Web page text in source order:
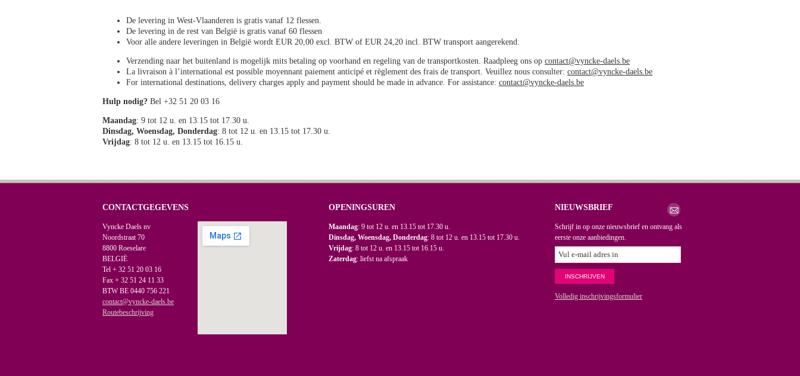
De levering in West-Vlaanderen is gratis vanaf 12 flessen.
De levering in de rest van België is gratis vanaf 60 flessen
Voor alle andere leveringen in België wordt EUR 20,00 excl. BTW of EUR 24,20 incl. BTW transport aangerekend.
Verzending naar het buitenland is mogelijk mits betaling op voorhand en regeling van de transportkosten. Raadpleeg ons op contact@vyncke-daels.be
La livraison à l’international est possible moyennant paiement anticipé et règlement des frais de transport. Veuillez nous consulter: contact@vyncke-daels.be
For international destinations, delivery charges apply and payment should be made in advance. For assistance: contact@vyncke-daels.be
Hulp nodig? Bel +32 51 20 03 16
Maandag: 9 tot 12 u. en 13.15 tot 17.30 u.
Dinsdag, Woensdag, Donderdag: 8 tot 12 u. en 13.15 tot 17.30 u.
Vrijdag: 8 tot 12 u. en 13.15 tot 16.15 u.
CONTACTGEGEVENS
Vyncke Daels nv
Noordstraat 70
8800 Roeselare
BELGIË
Tel + 32 51 20 03 16
Fax + 32 51 24 11 33
BTW BE 0440 756 221
contact@vyncke-daels.be
Routebeschrijving
OPENINGSUREN
Maandag: 9 tot 12 u. en 13.15 tot 17.30 u.
Dinsdag, Woensdag, Donderdag: 8 tot 12 u. en 13.15 tot 17.30 u.
Vrijdag: 8 tot 12 u. en 13.15 tot 16.15 u.
Zaterdag: liefst na afspraak
NIEUWSBRIEF
Schrijf in op onze nieuwsbrief en ontvang als
eerste onze aanbiedingen.
Volledig inschrijvingsformulier